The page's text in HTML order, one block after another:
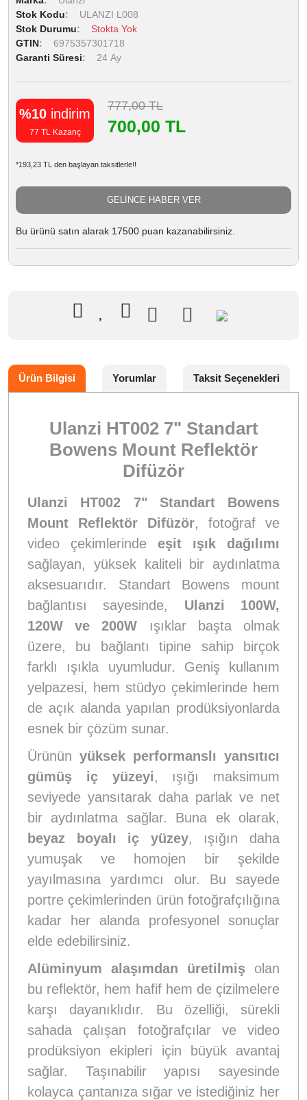
Stok Kodu
ULANZI L008
Stok Durumu
Stokta Yok
GTIN
6975357301718
Garanti Süresi
24 Ay
%10 indirim
77 TL Kazanç
777,00 TL
700,00 TL
*193,23 TL den başlayan taksitlerle!!
GELİNCE HABER VER
Bu ürünü satın alarak 17500 puan kazanabilirsiniz.
Ürün Bilgisi Yorumlar Taksit Seçenekleri
Ulanzi HT002 7" Standart
Bowens Mount Reflektör
Difüzör
Ulanzi HT002 7" Standart Bowens
Mount Reflektör Difüzör, fotoğraf ve
video çekimlerinde eşit ışık dağılımı
sağlayan, yüksek kaliteli bir aydınlatma
aksesuarıdır. Standart Bowens mount
bağlantısı sayesinde, Ulanzi 100W,
120W ve 200W ışıklar başta olmak
üzere, bu bağlantı tipine sahip birçok
farklı ışıkla uyumludur. Geniş kullanım
yelpazesi, hem stüdyo çekimlerinde hem
de açık alanda yapılan prodüksiyonlarda
esnek bir çözüm sunar.
Ürünün yüksek performanslı yansıtıcı
gümüş iç yüzeyi, ışığı maksimum
seviyede yansıtarak daha parlak ve net
bir aydınlatma sağlar. Buna ek olarak,
beyaz boyalı iç yüzey, ışığın daha
yumuşak ve homojen bir şekilde
yayılmasına yardımcı olur. Bu sayede
portre çekimlerinden ürün fotoğrafçılığına
kadar her alanda profesyonel sonuçlar
elde edebilirsiniz.
Alüminyum alaşımdan üretilmiş olan
bu reflektör, hem hafif hem de çizilmelere
karşı dayanıklıdır. Bu özelliği, sürekli
sahada çalışan fotoğrafçılar ve video
prodüksiyon ekipleri için büyük avantaj
sağlar. Taşınabilir yapısı sayesinde
kolayca çantanıza sığar ve istediğiniz her